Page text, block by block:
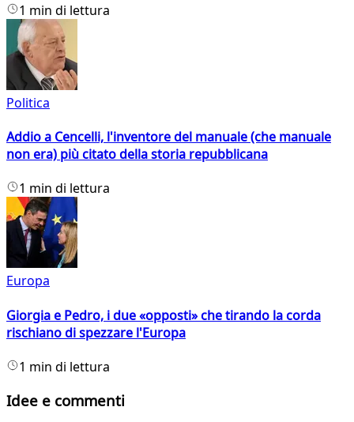
1 min di lettura
Politica
Addio a Cencelli, l'inventore del manuale (che manuale
non era) più citato della storia repubblicana
1 min di lettura
Europa
Giorgia e Pedro, i due «opposti» che tirando la corda
rischiano di spezzare l'Europa
1 min di lettura
Idee e commenti